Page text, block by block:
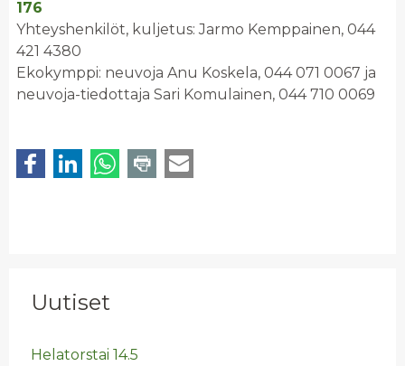
Uutiset
He­la­tors­tai 14.5
176
Yhteyshenkilöt, kuljetus: Jarmo Kemppainen, 044
421 4380
Ekokymppi: neuvoja Anu Koskela, 044 071 0067 ja
neuvoja-tiedottaja Sari Komulainen, 044 710 0069